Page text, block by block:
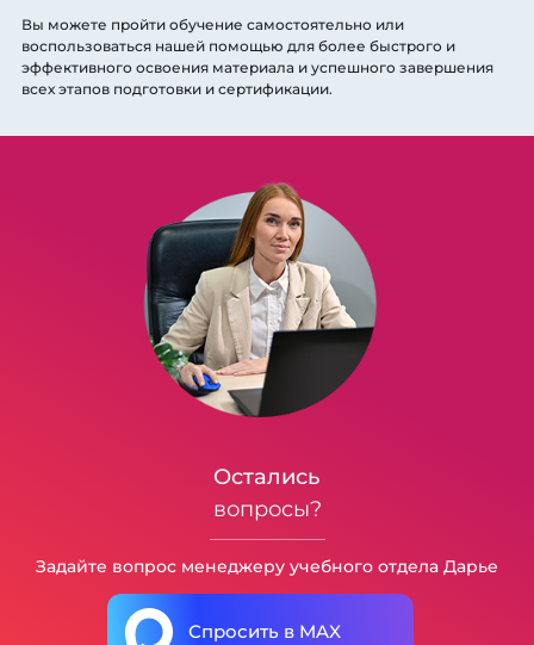
Вы можете пройти обучение самостоятельно или
воспользоваться нашей помощью для более быстрого и
эффективного освоения материала и успешного завершения
всех этапов подготовки и сертификации.
Остались
вопросы?
Задайте вопрос менеджеру учебного отдела Дарье
Спросить в MAX